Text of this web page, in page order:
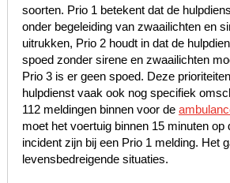
soorten. Prio 1 betekent dat de
onder begeleiding van zwaailichten en
uitrukken, Prio 2 houdt in dat de
spoed zonder sirene en zwaailichten
Prio 3 is er geen spoed. Deze
hulpdienst vaak ook nog specifiek
112 meldingen binnen voor de
moet het voertuig binnen 15 minuten op
incident zijn bij een Prio 1 melding. Het
levensbedreigende situaties.